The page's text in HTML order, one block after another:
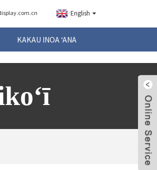
English
KAKAU INOA ʻANA